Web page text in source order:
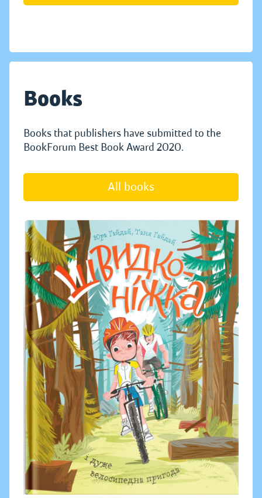
Books
Books that publishers have submitted to the
BookForum Best Book Award 2020.
All books